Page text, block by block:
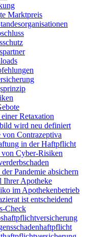
Marktpreis
Retaxation
wird neu definiert
von Contrazeptiva
in der Haftpflicht
Cyber-Risiken
Pandemie absichern
Ihrer Apotheke
im Apothekenbetrieb
ist entscheidend
Check